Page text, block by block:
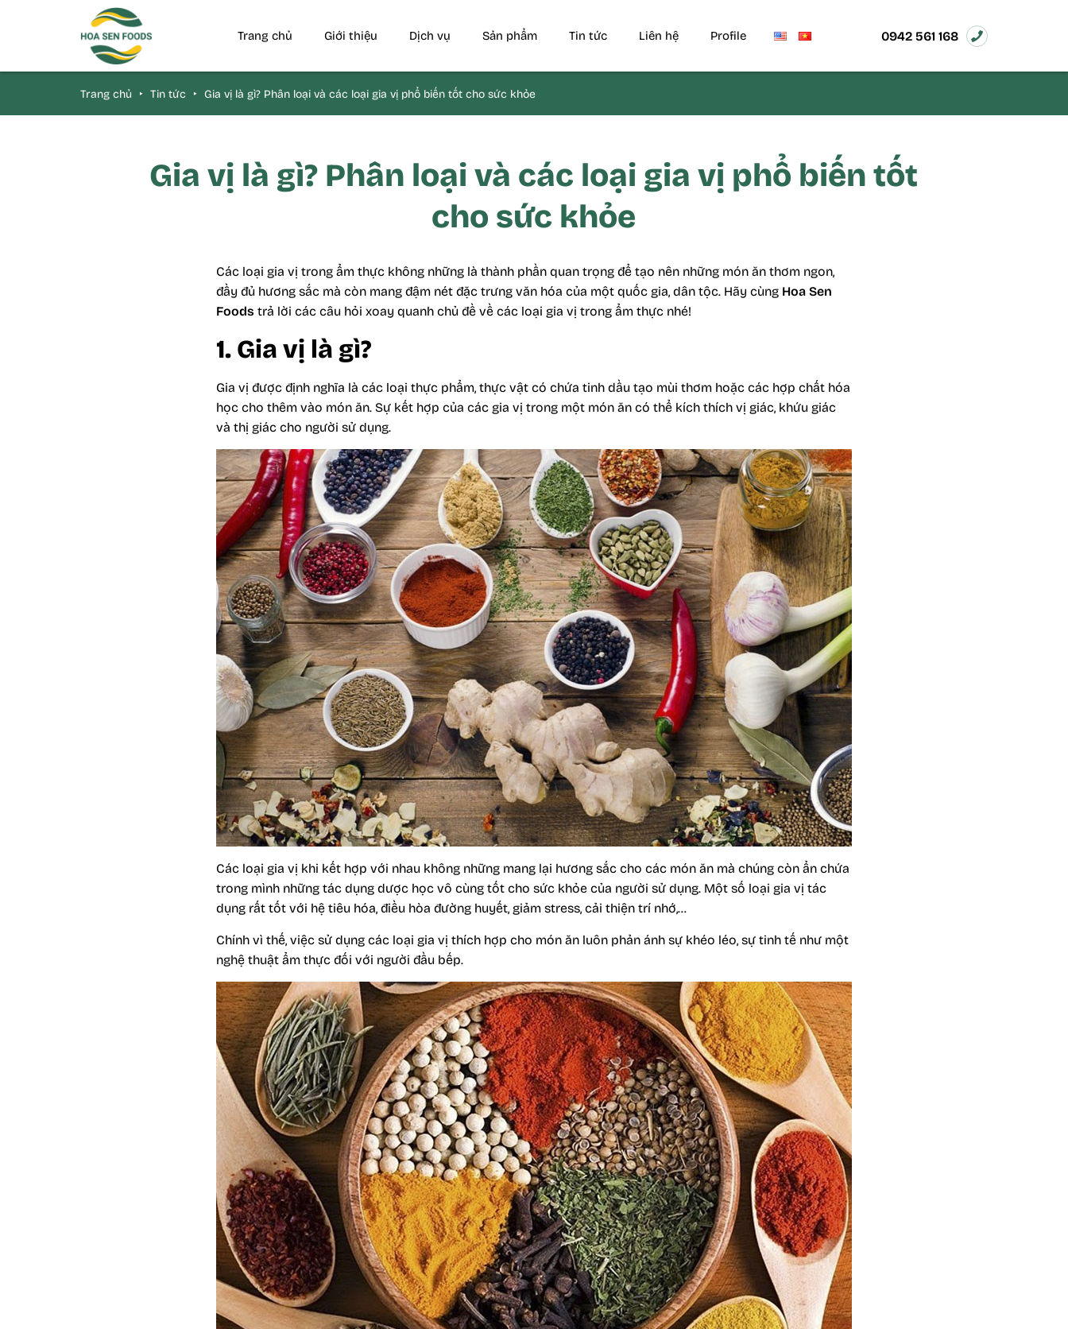
Trang chủ Giới thiệu Dịch vụ Sản phẩm Tin tức Liên hệ Profile 0942 561 168
Trang chủ ‣ Tin tức ‣ Gia vị là gì? Phân loại và các loại gia vị phổ biến tốt cho sức khỏe
Gia vị là gì? Phân loại và các loại gia vị phổ biến tốt
cho sức khỏe
Các loại gia vị trong ẩm thực không những là thành phần quan trọng để tạo nên những món ăn thơm ngon,
đầy đủ hương sắc mà còn mang đậm nét đặc trưng văn hóa của một quốc gia, dân tộc. Hãy cùng Hoa Sen
Foods trả lời các câu hỏi xoay quanh chủ đề về các loại gia vị trong ẩm thực nhé!
1. Gia vị là gì?
Gia vị được định nghĩa là các loại thực phẩm, thực vật có chứa tinh dầu tạo mùi thơm hoặc các hợp chất hóa
học cho thêm vào món ăn. Sự kết hợp của các gia vị trong một món ăn có thể kích thích vị giác, khứu giác
và thị giác cho người sử dụng.
Các loại gia vị khi kết hợp với nhau không những mang lại hương sắc cho các món ăn mà chúng còn ẩn chứa
trong mình những tác dụng dược học vô cùng tốt cho sức khỏe của người sử dụng. Một số loại gia vị tác
dụng rất tốt với hệ tiêu hóa, điều hòa đường huyết, giảm stress, cải thiện trí nhớ,…
Chính vì thế, việc sử dụng các loại gia vị thích hợp cho món ăn luôn phản ánh sự khéo léo, sự tinh tế như một
nghệ thuật ẩm thực đối với người đầu bếp.